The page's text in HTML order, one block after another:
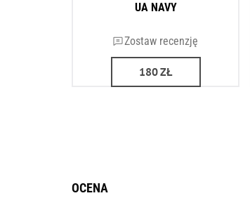
UA NAVY
Zostaw recenzję
180ZŁ
OCENA